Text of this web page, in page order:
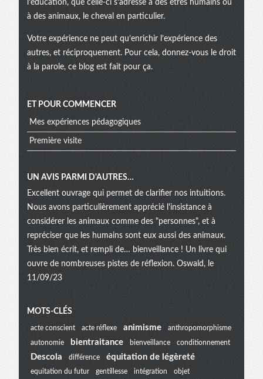
l’éducation, que celle-ci s’adresse à des êtres humains ou
à des animaux, le cheval en particulier.
Votre expérience ne peut qu’enrichir l’expérience des
autres, et réciproquement. Pour cela, donnez-vous le droit
à la parole, ce blog est fait pour ça.
ET POUR COMMENCER
Mes expériences pédagogiques
Première visite
UN AVIS PARMI D'AUTRES…
Excellent ouvrage qui permet de clarifier nos intuitions.
Nous avons particulièrement apprécié l'insistance à
considérer les animaux comme des "personnes", et à
repréciser que les humains sont eux aussi des animaux.
Très bien écrit, et rempli de… bienveillance ! Un livre qui
ouvre de nombreuses pistes de réflexion. Oswald, le
11/09/23
Menu
extra
MOTS-CLÉS
acte conscient acte réflexe animisme anthropomorphisme
autonomie bientraitance bienveillance conditionnement
Descola différence équitation de légèreté
equitation du futur gentillesse intégration objet